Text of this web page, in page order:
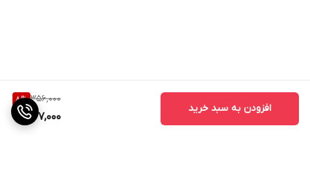
356,000
8%
327,000
افزودن به سبد خرید